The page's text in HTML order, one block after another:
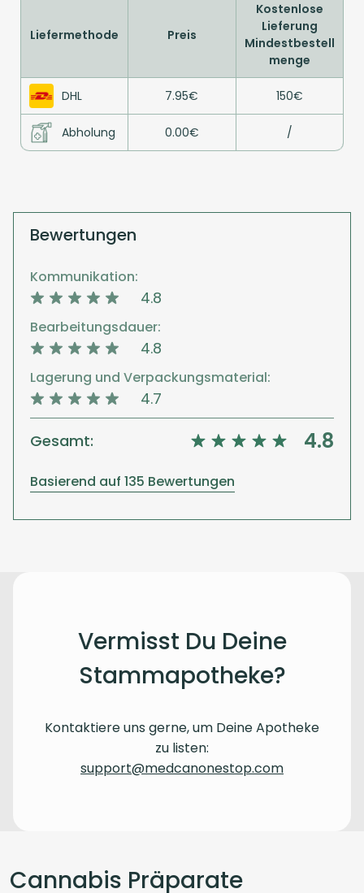
Liefermethode Preis
Kostenlose
Lieferung
Mindestbestell
menge
DHL 7.95€ 150€
Abholung 0.00€ /
Bewertungen
Kommunikation:
4.8
Bearbeitungsdauer:
4.8
Lagerung und Verpackungsmaterial:
4.7
Gesamt: 4.8
Basierend auf 135 Bewertungen
Vermisst Du Deine
Stammapotheke?
Kontaktiere uns gerne, um Deine Apotheke
zu listen:
support@medcanonestop.com
Cannabis Präparate